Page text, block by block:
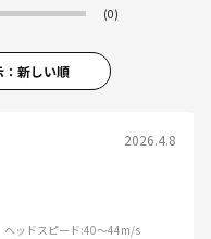
(0)
：新しい順
2026.4.8
ヘッドスピード:40～44m/s